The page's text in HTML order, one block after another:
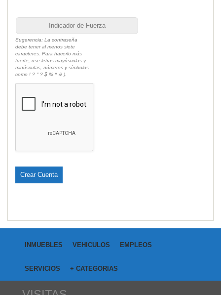
Indicador de Fuerza
Sugerencia: La contraseña
debe tener al menos siete
caracteres. Para hacerlo más
fuerte, use letras mayúsculas y
minúsculas, números y símbolos
como ! ? " ? $ % ^ & ).
INMUEBLES VEHICULOS EMPLEOS
SERVICIOS + CATEGORIAS